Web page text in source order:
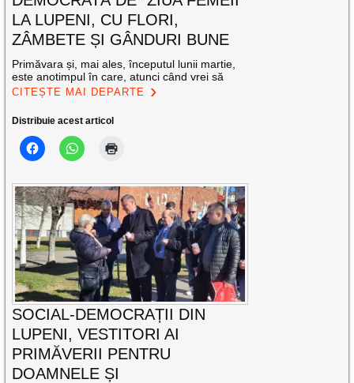
LA LUPENI, CU FLORI,
ZÂMBETE ȘI GÂNDURI BUNE
Primăvara și, mai ales, începutul lunii martie,
este anotimpul în care, atunci când vrei să
CITEȘTE MAI DEPARTE
Distribuie acest articol
SOCIAL-DEMOCRAȚII DIN
LUPENI, VESTITORI AI
PRIMĂVERII PENTRU
DOAMNELE ȘI